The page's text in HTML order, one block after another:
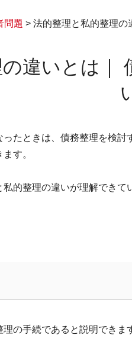
問題 > 法的整理と私的整理の
違いとは｜
たときは、債務整理を検
す。
的整理の違いが理解でき
の手続であると説明できま